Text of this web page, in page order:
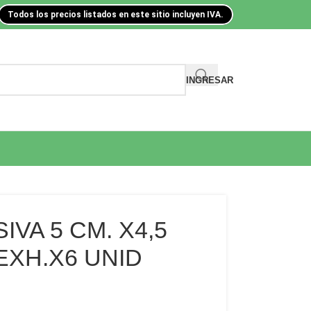
Todos los precios listados en este sitio incluyen IVA.
INGRESAR
5 CM. X4,5
UNID